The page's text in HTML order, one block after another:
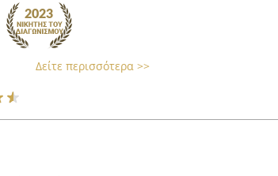
Δείτε περισσότερα >>